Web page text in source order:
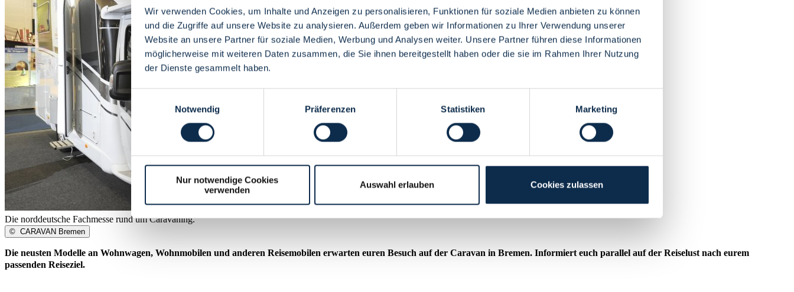
Wir verwenden Cookies, um Inhalte und Anzeigen zu personalisieren, Funktionen für soziale Medien anbieten zu können
und die Zugriffe auf unsere Website zu analysieren. Außerdem geben wir Informationen zu Ihrer Verwendung unserer
Website an unsere Partner für soziale Medien, Werbung und Analysen weiter. Unsere Partner führen diese Informationen
möglicherweise mit weiteren Daten zusammen, die Sie ihnen bereitgestellt haben oder die sie im Rahmen Ihrer Nutzung
der Dienste gesammelt haben.
Notwendig
Präferenzen Statistiken Marketing
Nur notwendige Cookies
verwenden
Auswahl erlauben Cookies zulassen
Die norddeutsche Fachmesse rund um Caravaning.
© CARAVAN Bremen
Die neusten Modelle an Wohnwagen, Wohnmobilen und anderen Reisemobilen erwarten euren Besuch auf der Caravan in Bremen. Informiert euch parallel auf der Reiselust nach eurem
passenden Reiseziel.